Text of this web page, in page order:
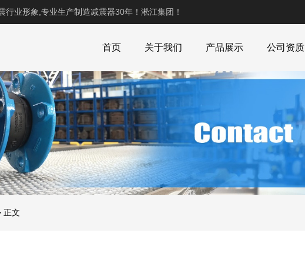
业形象,专业生产制造减震器30年！淞江集团！
首页 关于我们 产品展示 公司资质
正文